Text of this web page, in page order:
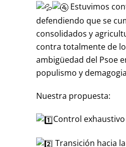
Estuvimos
defendiendo que se
consolidados y
contra totalmente de
ambigüedad del Psoe
populismo y
Nuestra propuesta:
Control
Transición hacia